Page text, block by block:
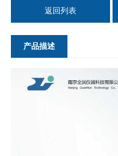
返回列表
产品描述